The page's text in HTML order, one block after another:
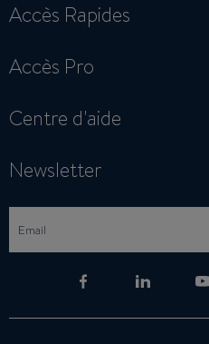
Accès Rapides
Accès Pro
Centre d'aide
Newsletter